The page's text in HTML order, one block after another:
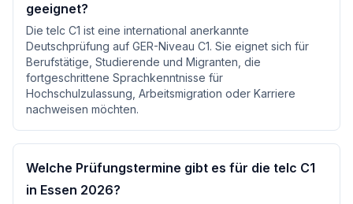
geeignet?
Die telc C1 ist eine international anerkannte
Deutschprüfung auf GER-Niveau C1. Sie eignet sich für
Berufstätige, Studierende und Migranten, die
fortgeschrittene Sprachkenntnisse für
Hochschulzulassung, Arbeitsmigration oder Karriere
nachweisen möchten.
Welche Prüfungstermine gibt es für die telc C1
in Essen 2026?